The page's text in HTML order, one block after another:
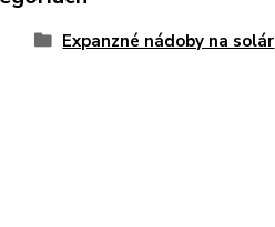
Expanzné nádoby na solár